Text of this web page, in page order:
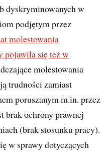
dyskryminowanych w
podjętym przez
molestowania
pojawiła się też w
molestowania
trudności zamiast
poruszanym m.in. przez
brak ochrony prawnej
(brak stosunku pracy).
w sprawy dotyczących